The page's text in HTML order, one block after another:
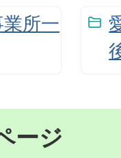
所一
ージ